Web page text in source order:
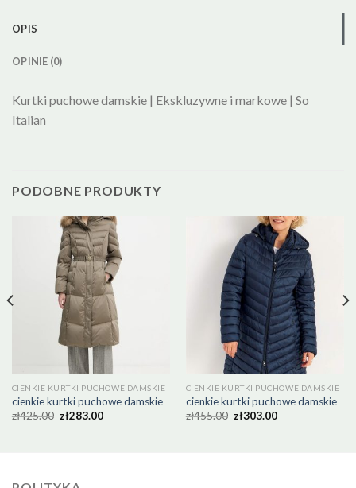
OPIS
OPINIE (0)
Kurtki puchowe damskie | Ekskluzywne i markowe | So
Italian
PODOBNE PRODUKTY
CIENKIE KURTKI PUCHOWE DAMSKIE
cienkie kurtki puchowe damskie
zł425.00 zł283.00
CIENKIE KURTKI PUCHOWE DAMSKIE
cienkie kurtki puchowe damskie
zł455.00 zł303.00